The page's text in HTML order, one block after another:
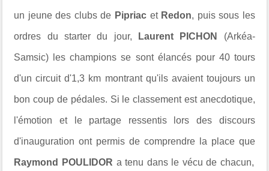
un jeune des clubs de Pipriac et Redon, puis sous les
ordres du starter du jour, Laurent PICHON (Arkéa-
Samsic) les champions se sont élancés pour 40 tours
d'un circuit d'1,3 km montrant qu'ils avaient toujours un
bon coup de pédales. Si le classement est anecdotique,
l'émotion et le partage ressentis lors des discours
d'inauguration ont permis de comprendre la place que
Raymond POULIDOR a tenu dans le vécu de chacun,